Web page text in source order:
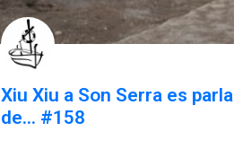
Xiu Xiu a Son Serra es parla
de… #158